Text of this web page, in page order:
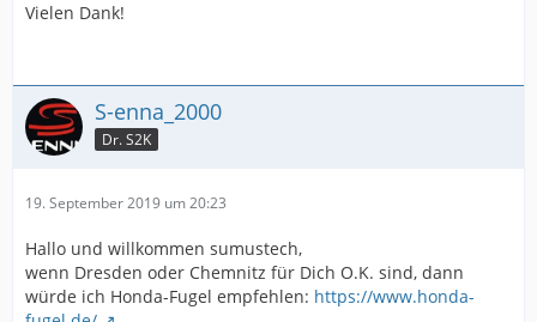
Vielen Dank!
S-enna_2000
Dr. S2K
19. September 2019 um 20:23
Hallo und willkommen sumustech,
wenn Dresden oder Chemnitz für Dich O.K. sind, dann
würde ich Honda-Fugel empfehlen: https://www.honda-